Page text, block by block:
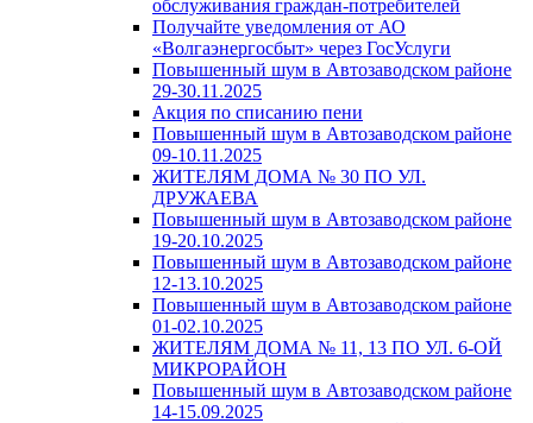
обслуживания граждан-потребителей
Получайте уведомления от АО
«Волгаэнергосбыт» через ГосУслуги
Повышенный шум в Автозаводском районе
29-30.11.2025
Акция по списанию пени
Повышенный шум в Автозаводском районе
09-10.11.2025
ЖИТЕЛЯМ ДОМА № 30 ПО УЛ.
ДРУЖАЕВА
Повышенный шум в Автозаводском районе
19-20.10.2025
Повышенный шум в Автозаводском районе
12-13.10.2025
Повышенный шум в Автозаводском районе
01-02.10.2025
ЖИТЕЛЯМ ДОМА № 11, 13 ПО УЛ. 6-ОЙ
МИКРОРАЙОН
Повышенный шум в Автозаводском районе
14-15.09.2025